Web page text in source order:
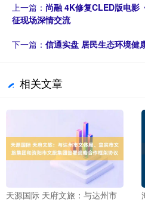
上一篇： 尚融 4K修复CLED版电影
征现场深情交流
下一篇： 信通实盘 居民生态环境健
相关文章
天源国际 天府文旅：与达州市